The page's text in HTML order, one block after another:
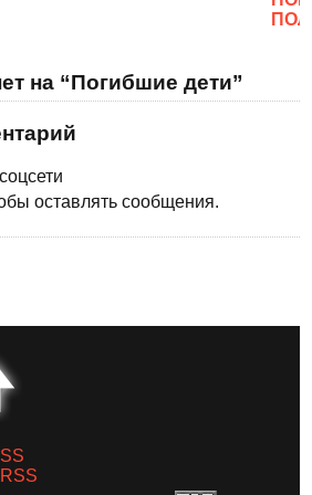
на “Погибшие дети”
оставлять сообщения.